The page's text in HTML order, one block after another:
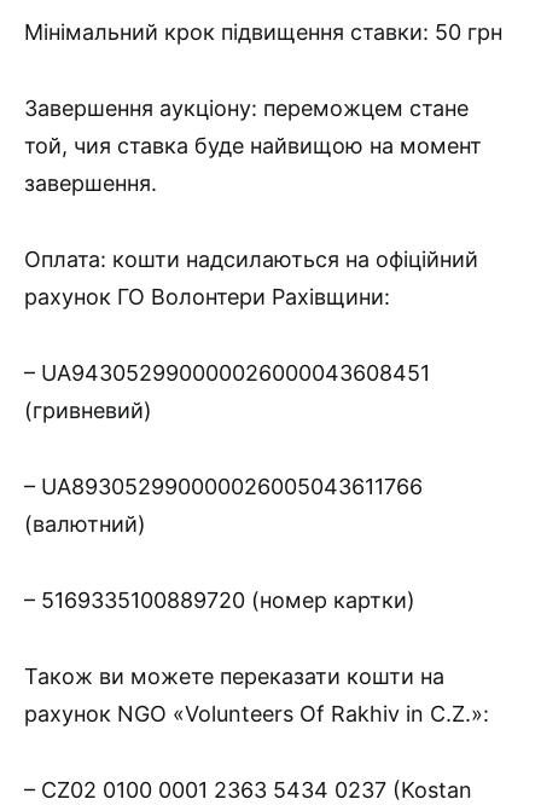
Мінімальний крок підвищення ставки: 50 грн
Завершення аукціону: переможцем стане
той, чия ставка буде найвищою на момент
завершення.
Оплата: кошти надсилаються на офіційний
рахунок ГО Волонтери Рахівщини:
– UA943052990000026000043608451
(гривневий)
– UA893052990000026005043611766
(валютний)
– 5169335100889720 (номер картки)
Також ви можете переказати кошти на
рахунок NGO «Volunteers Of Rakhiv in C.Z.»:
– CZ02 0100 0001 2363 5434 0237 (Kostan